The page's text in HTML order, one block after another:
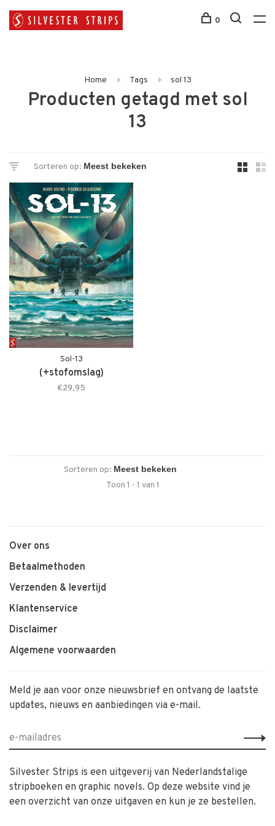
0
Home Tags sol 13
Producten getagd met sol
13
Sorteren op:
Sol-13
(+stofomslag)
€29,95
Sorteren op:
Toon 1 - 1 van 1
Over ons
Betaalmethoden
Verzenden & levertijd
Klantenservice
Disclaimer
Algemene voorwaarden
Meld je aan voor onze nieuwsbrief en ontvang de laatste
updates, nieuws en aanbiedingen via e-mail.
Silvester Strips is een uitgeverij van Nederlandstalige
stripboeken en graphic novels. Op deze website vind je
een overzicht van onze uitgaven en kun je ze bestellen.